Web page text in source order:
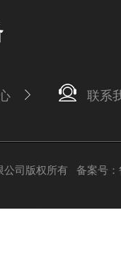
联系
公司版权所有 备案号